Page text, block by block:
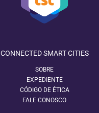
CONNECTED SMART CITIES
SOBRE
EXPEDIENTE
CÓDIGO DE ÉTICA
FALE CONOSCO